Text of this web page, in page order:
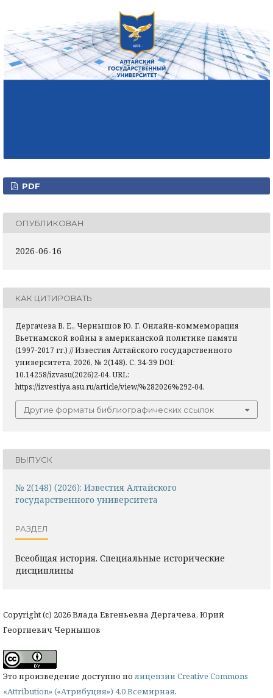
PDF
ОПУБЛИКОВАН
2026-06-16
КАК ЦИТИРОВАТЬ
Дергачева В. Е., Чернышов Ю. Г. Онлайн-коммеморация
Вьетнамской войны в американской политике памяти
(1997-2017 гг.) // Известия Алтайского государственного
университета, 2026, № 2(148). С. 34-39 DOI:
10.14258/izvasu(2026)2-04. URL:
https://izvestiya.asu.ru/article/view/%282026%292-04.
Другие форматы библиографических ссылок
ВЫПУСК
№ 2(148) (2026): Известия Алтайского
государственного университета
РАЗДЕЛ
Всеобщая история. Специальные исторические
дисциплины
Copyright (c) 2026 Влада Евгеньевна Дергачева, Юрий
Георгиевич Чернышов
Это произведение доступно полицензии Creative Commons
«Attribution» («Атрибуция») 4.0 Всемирная.